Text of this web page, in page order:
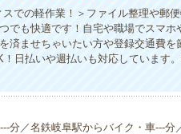
での軽作業！＞ファイル整理や郵
でも快適です！自宅や職場でスマ
済ませちゃいたい方や登録交通費を
日払いや週払いも対応しています
分／名鉄岐阜駅からバイク・車---分